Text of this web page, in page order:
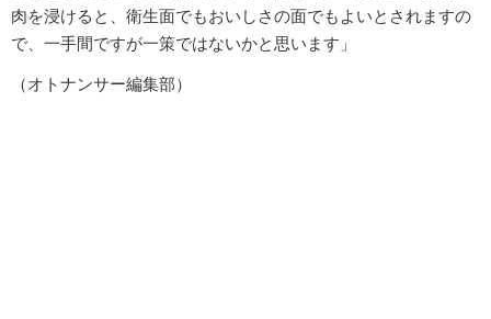
肉を浸けると、衛生面でもおいしさの面でもよいとされますの
で、一手間ですが一策ではないかと思います」
（オトナンサー編集部）